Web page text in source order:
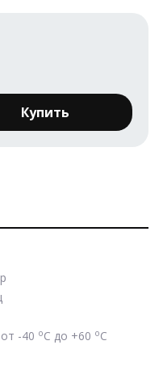
Купить
-40 оС до +60 оС